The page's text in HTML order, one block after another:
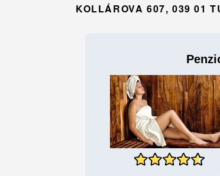
KOLLÁROVA 607, 039 01